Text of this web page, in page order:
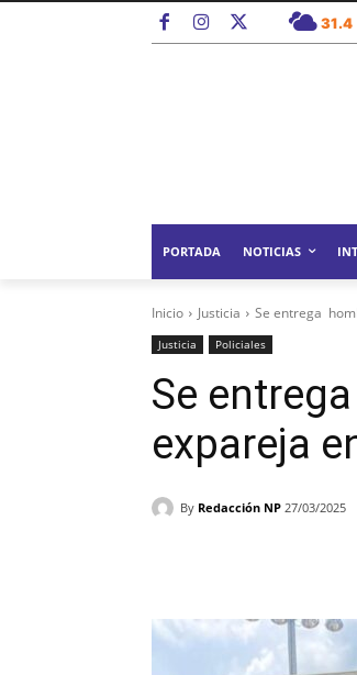
31.4
PORTADA NOTICIAS
Inicio Justicia Se entrega
Justicia Policiales
Se
expareja
By Redacción NP 27/03/2025